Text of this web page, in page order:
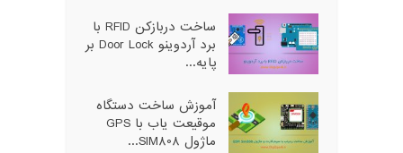
ساخت دربازکن RFID با
برد آردوینو Door Lock بر
پایه...
آموزش ساخت دستگاه
موقیعت یاب با GPS
ماژول SIM808...